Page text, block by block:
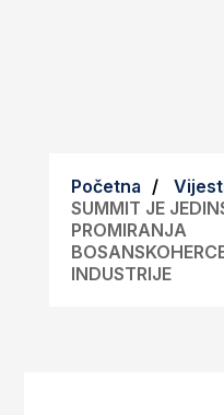
Početna
SUMMIT JE
PROMIRANJA
INDUSTRIJE